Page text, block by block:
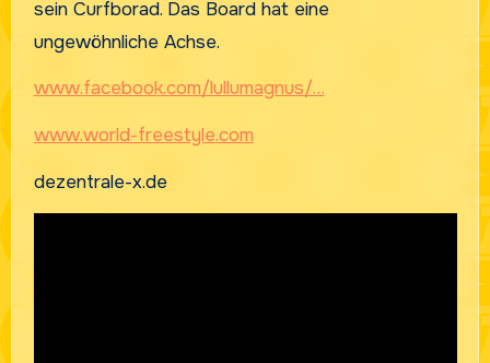
sein Curfborad. Das Board hat eine
ungewöhnliche Achse.
www.facebook.com/lullumagnus/…
www.world-freestyle.com
dezentrale-x.de